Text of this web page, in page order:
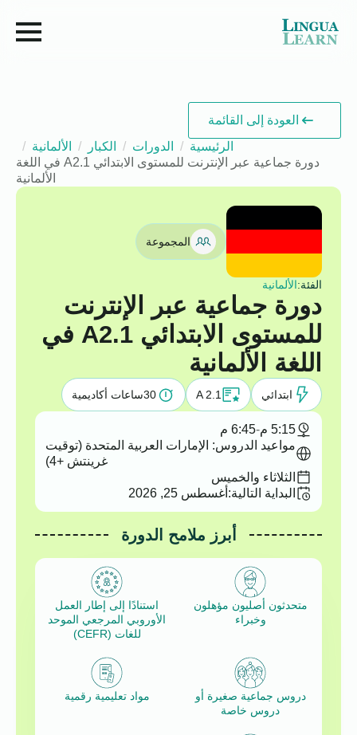
العودة إلى القائمة
الرئيسية
الدورات الكبار
الألمانية
دورة جماعية عبر الإنترنت للمستوى الابتدائي A2.1 في اللغة
الألمانية
المجموعة
الفئة:الألمانية
دورة جماعية عبر الإنترنت
للمستوى الابتدائي A2.1 في
اللغة الألمانية
ابتدائي A 2.1
30ساعات أكاديمية
5:15 م -6:45 م
مواعيد الدروس: الإمارات العربية المتحدة (توقيت
غرينتش +4)
الثلاثاء والخميس
البداية التالية: أغسطس 25, 2026
أبرز ملامح الدورة
متحدثون أصليون مؤهلون
وخبراء
استنادًا إلى إطار العمل
الأوروبي المرجعي الموحد
للغات (CEFR)
دروس جماعية صغيرة أو
دروس خاصة
مواد تعليمية رقمية